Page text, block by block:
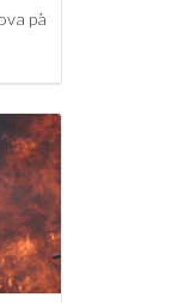
på